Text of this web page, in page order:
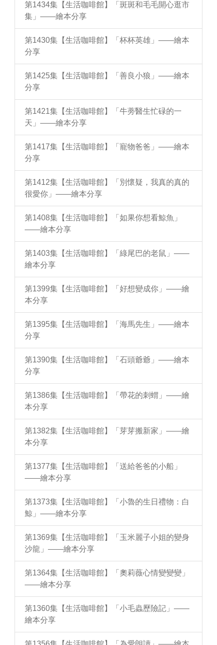
第1434集【生活咖啡館】「斑斑和毛毛開心逛市
集」——繪本分享
第1430集【生活咖啡館】「杯杯英雄」——繪本
分享
第1425集【生活咖啡館】「善良小狼」——繪本
分享
第1421集【生活咖啡館】「牛蒡醫生忙碌的一
天」——繪本分享
第1417集【生活咖啡館】「寵物爸爸」——繪本
分享
第1412集【生活咖啡館】「別懷疑，我真的真的
很愛你」——繪本分享
第1408集【生活咖啡館】「如果你想看鯨魚」
——繪本分享
第1403集【生活咖啡館】「綠尾巴的老鼠」——
繪本分享
第1399集【生活咖啡館】「好想變成你」——繪
本分享
第1395集【生活咖啡館】「海馬先生」——繪本
分享
第1390集【生活咖啡館】「石頭爺爺」——繪本
分享
第1386集【生活咖啡館】「帶花的刺蝟」——繪
本分享
第1382集【生活咖啡館】「芽芽搬新家」——繪
本分享
第1377集【生活咖啡館】「送給爸爸的小船」
——繪本分享
第1373集【生活咖啡館】「小魯的生日禮物：白
鯨」——繪本分享
第1369集【生活咖啡館】「玉米麗子小姐的變身
沙龍」——繪本分享
第1364集【生活咖啡館】「奧莉薇心情變變變」
——繪本分享
第1360集【生活咖啡館】「小毛蟲歷險記」——
繪本分享